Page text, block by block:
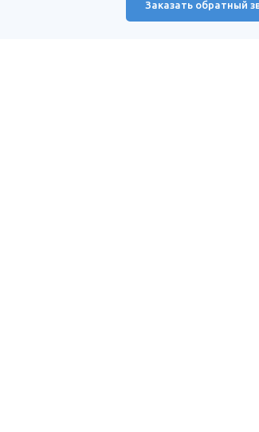
Заказать обратный